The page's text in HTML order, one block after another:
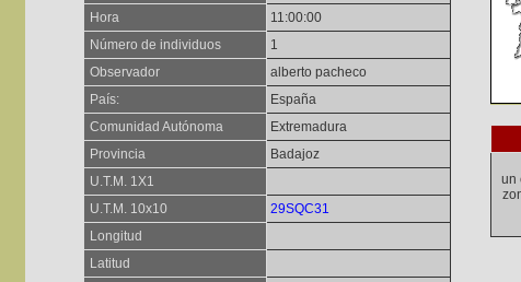
Hora
11:00:00
Número de individuos
1
Observador
alberto pacheco
País:
España
Comunidad Autónoma
Extremadura
Provincia
Badajoz
U.T.M. 1X1
U.T.M. 10x10
29SQC31
Longitud
Latitud
un